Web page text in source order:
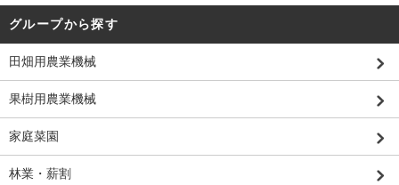
グループから探す
田畑用農業機械
果樹用農業機械
家庭菜園
林業・薪割